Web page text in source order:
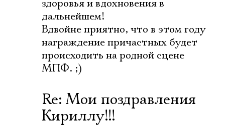
здоровья и вдохновения в
дальнейшем!
Вдвойне приятно, что в этом году
награждение причастных будет
происходить на родной сцене
МПФ. ;)
Re: Мои поздравления
Кириллу!!!